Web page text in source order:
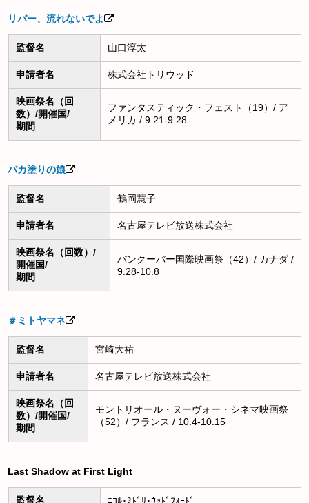
リバー、流れないでよ
監督名 山口淳太
申請者名 株式会社トリウッド
映画祭名（回
数）/開催国/
期間
ファンタスティック・フェスト（19）/ ア
メリカ / 9.21-9.28
バカ塗りの娘
監督名 鶴岡慧子
申請者名 名古屋テレビ放送株式会社
映画祭名（回数）/
開催国/
期間
バンクーバー国際映画祭（42）/ カナダ /
9.28-10.8
＃ミトヤマネ
監督名 宮崎大祐
申請者名 名古屋テレビ放送株式会社
映画祭名（回
数）/開催国/
期間
モントリオール・ヌーヴォー・シネマ映画祭
（52）/ フランス / 10.4-10.15
Last Shadow at First Light
監督名